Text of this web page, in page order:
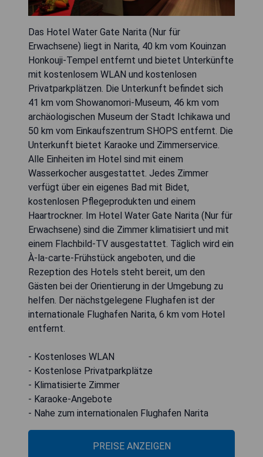
Das Hotel Water Gate Narita (Nur für
Erwachsene) liegt in Narita, 40 km vom Kouinzan
Honkouji-Tempel entfernt und bietet Unterkünfte
mit kostenlosem WLAN und kostenlosen
Privatparkplätzen. Die Unterkunft befindet sich
41 km vom Showanomori-Museum, 46 km vom
archäologischen Museum der Stadt Ichikawa und
50 km vom Einkaufszentrum SHOPS entfernt. Die
Unterkunft bietet Karaoke und Zimmerservice.
Alle Einheiten im Hotel sind mit einem
Wasserkocher ausgestattet. Jedes Zimmer
verfügt über ein eigenes Bad mit Bidet,
kostenlosen Pflegeprodukten und einem
Haartrockner. Im Hotel Water Gate Narita (Nur für
Erwachsene) sind die Zimmer klimatisiert und mit
einem Flachbild-TV ausgestattet. Täglich wird ein
À-la-carte-Frühstück angeboten, und die
Rezeption des Hotels steht bereit, um den
Gästen bei der Orientierung in der Umgebung zu
helfen. Der nächstgelegene Flughafen ist der
internationale Flughafen Narita, 6 km vom Hotel
entfernt.
- Kostenloses WLAN
- Kostenlose Privatparkplätze
- Klimatisierte Zimmer
- Karaoke-Angebote
- Nahe zum internationalen Flughafen Narita
PREISE ANZEIGEN